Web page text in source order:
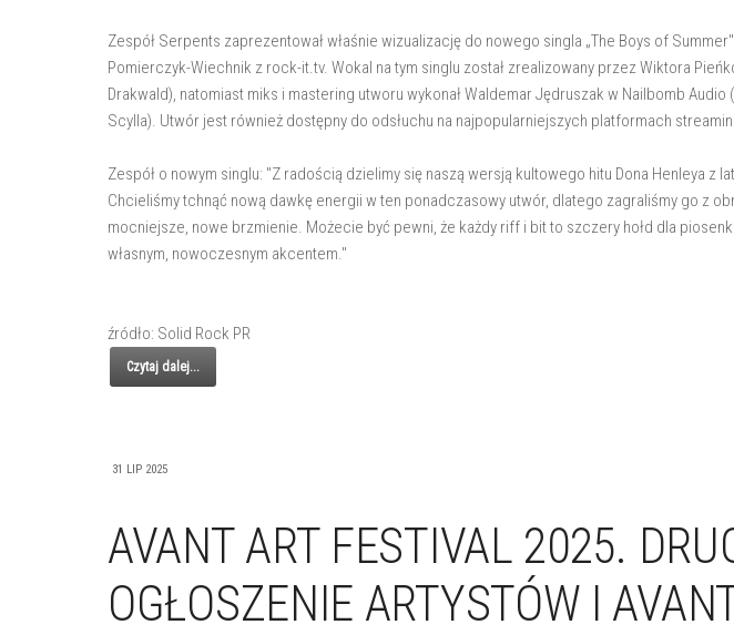
Zespół Serpents zaprezentował właśnie wizualizację do nowego singla „The Boys of
Pomierczyk-Wiechnik z rock-it.tv. Wokal na tym singlu został zrealizowany przez Wiktora
Drakwald), natomiast miks i mastering utworu wykonał Waldemar Jędruszak w Nailbomb Audio
Scylla). Utwór jest również dostępny do odsłuchu na najpopularniejszych platformach
Zespół o nowym singlu: "Z radością dzielimy się naszą wersją kultowego hitu Dona Henleya z
Chcieliśmy tchnąć nową dawkę energii w ten ponadczasowy utwór, dlatego zagraliśmy go z
mocniejsze, nowe brzmienie. Możecie być pewni, że każdy riff i bit to szczery hołd dla
własnym, nowoczesnym akcentem."
źródło: Solid Rock PR
Czytaj dalej...
31 LIP 2025
AVANT ART FESTIVAL 2025.
OGŁOSZENIE ARTYSTÓW I